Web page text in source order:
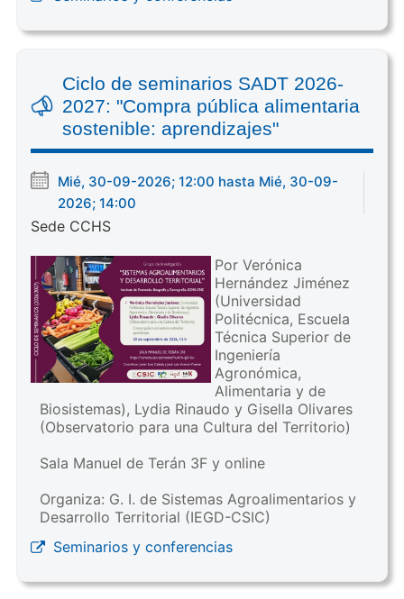
Ciclo de seminarios SADT 2026-
2027: "Compra pública alimentaria
sostenible: aprendizajes"
Mié, 30-09-2026; 12:00 hasta Mié, 30-09-
2026; 14:00
Sede CCHS
Por Verónica
Hernández Jiménez
(Universidad
Politécnica, Escuela
Técnica Superior de
Ingeniería
Agronómica,
Alimentaria y de
Biosistemas), Lydia Rinaudo y Gisella Olivares
(Observatorio para una Cultura del Territorio)
Sala Manuel de Terán 3F y online
Organiza: G. I. de Sistemas Agroalimentarios y
Desarrollo Territorial (IEGD-CSIC)
Seminarios y conferencias